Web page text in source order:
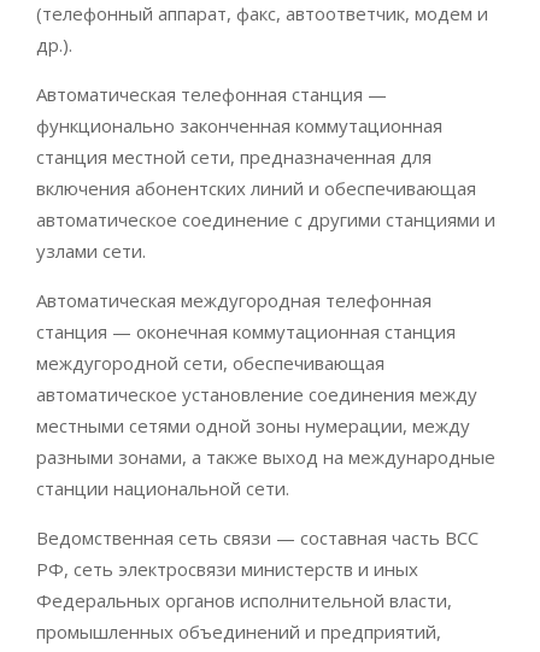
(телефонный аппарат, факс, автоответчик, модем и
др.).
Автоматическая телефонная станция —
функционально законченная коммутационная
станция местной сети, предназначенная для
включения абонентских линий и обеспечивающая
автоматическое соединение с другими станциями и
узлами сети.
Автоматическая междугородная телефонная
станция — оконечная коммутационная станция
междугородной сети, обеспечивающая
автоматическое установление соединения между
местными сетями одной зоны нумерации, между
разными зонами, а также выход на международные
станции национальной сети.
Ведомственная сеть связи — составная часть ВСС
РФ, сеть электросвязи министерств и иных
Федеральных органов исполнительной власти,
промышленных объединений и предприятий,